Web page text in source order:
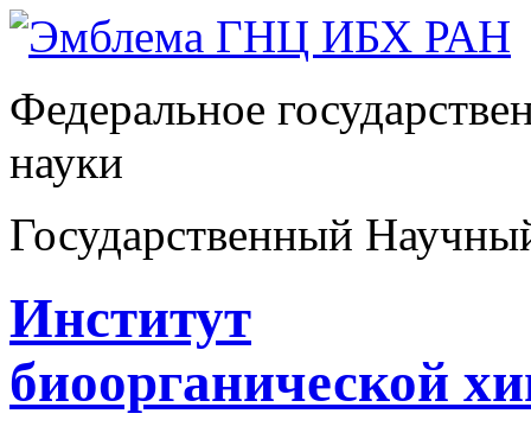
Федеральное
науки
Государственный
Институт
биоорганической